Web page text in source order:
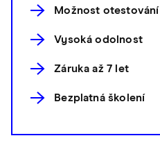
Možnost otestování
Vysoká odolnost
Záruka až 7 let
Bezplatná školení